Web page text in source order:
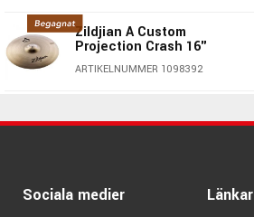
Meinl CC14DUH 14
Classics Custom Dual
Hihat
Hihat
Beat Hihat - Top only
Zildjian A Custom
Projection Crash 16"
ARTIKELNUMMER 1098392
15" Polyphonic Hi-Hat
Meinl CC16DUTRCH 16
Classics Custom Dual
Sociala medier Länkar